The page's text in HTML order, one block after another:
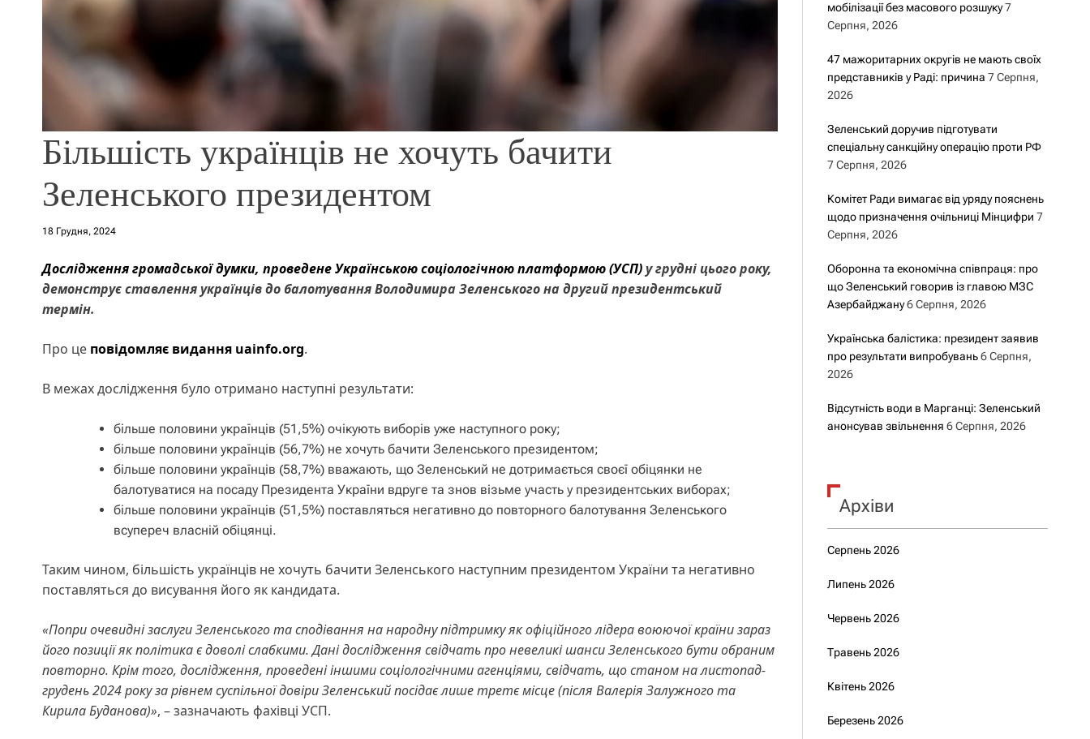
Більшість українців не хочуть бачити
Зеленського президентом
18 Грудня, 2024
Дослідження громадської думки, проведене Українською соціологічною платформою (УСП)у грудні цього року,
демонструє ставлення українців до балотування Володимира Зеленського на другий президентський
термін.
Про це повідомляє видання uainfo.org.
В межах дослідження було отримано наступні результати:
більше половини українців (51,5%) очікують виборів уже наступного року;
більше половини українців (56,7%) не хочуть бачити Зеленського президентом;
⁠більше половини українців (58,7%) вважають, що Зеленський не дотримається своєї обіцянки не
балотуватися на посаду Президента України вдруге та знов візьме участь у президентських виборах;
⁠більше половини українців (51,5%) поставляться негативно до повторного балотування Зеленського
всупереч власній обіцянці.
Таким чином, більшість українців не хочуть бачити Зеленського наступним президентом України та негативно
поставляться до висування його як кандидата.
«Попри очевидні заслуги Зеленського та сподівання на народну підтримку як офіційного лідера воюючої країни зараз
його позиції як політика є доволі слабкими. Дані дослідження свідчать про невеликі шанси Зеленського бути обраним
повторно. Крім того, дослідження, проведені іншими соціологічними агенціями, свідчать, що станом на листопад-
грудень 2024 року за рівнем суспільної довіри Зеленський посідає лише третє місце (після Валерія Залужного та
Кирила Буданова)», – зазначають фахівці УСП.
мобілізації без масового розшуку 7
Серпня, 2026
47 мажоритарних округів не мають своїх
представників у Раді: причина 7 Серпня,
2026
Зеленський доручив підготувати
спеціальну санкційну операцію проти РФ
7 Серпня, 2026
Комітет Ради вимагає від уряду пояснень
щодо призначення очільниці Мінцифри 7
Серпня, 2026
Оборонна та економічна співпраця: про
що Зеленський говорив із главою МЗС
Азербайджану 6 Серпня, 2026
Українська балістика: президент заявив
про результати випробувань 6 Серпня,
2026
Відсутність води в Марганці: Зеленський
анонсував звільнення 6 Серпня, 2026
Архіви
Серпень 2026
Липень 2026
Червень 2026
Травень 2026
Квітень 2026
Березень 2026